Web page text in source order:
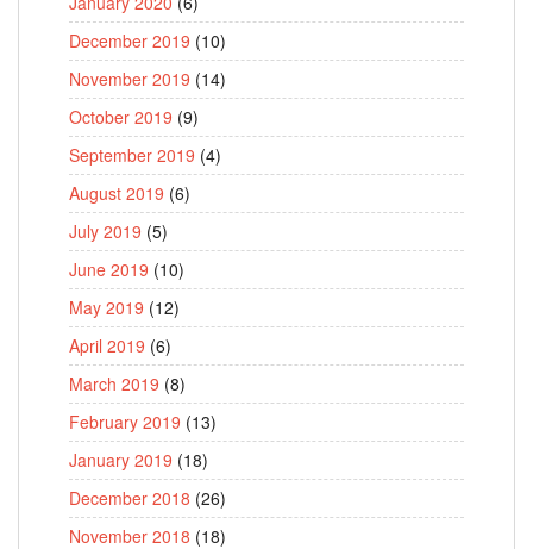
December 2019 (10)
November 2019 (14)
October 2019 (9)
September 2019 (4)
August 2019 (6)
July 2019 (5)
June 2019 (10)
May 2019 (12)
April 2019 (6)
March 2019 (8)
February 2019 (13)
January 2019 (18)
December 2018 (26)
November 2018 (18)